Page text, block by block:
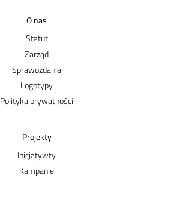
O nas
Statut
Zarząd
Sprawozdania
Logotypy
Polityka prywatności
Projekty
Inicjatywty
Kampanie